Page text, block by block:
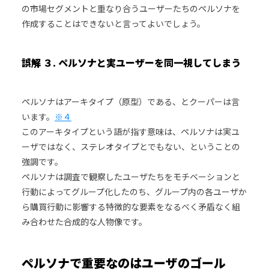
の市場セグメントと重なり合うユーザーたちのペルソナを
作成することはできないと言ってよいでしょう。
誤解 ３. ペルソナと実ユーザーを同一視してしまう
ペルソナはアーキタイプ（原型）である、とクーパーは言
います。 ※４
このアーキタイプという語が指す意味は、ペルソナは実ユ
ーザではなく、ステレオタイプとでもない、ということの
強調です。
ペルソナは調査で観察したユーザたちをモチベーションと
行動によってグループ化したのち、グループ内の各ユーザか
ら購買行動に影響する特徴的な要素をなるべく矛盾なく組
み合わせた合成的な人物像です。
ペルソナで重要なのはユーザのゴール